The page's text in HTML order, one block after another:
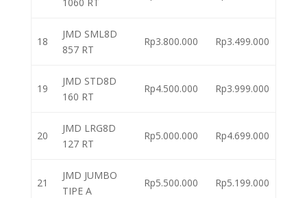
18
JMD SML8D
857 RT
Rp3.800.000 Rp3.499.000
19
JMD STD8D
160 RT
Rp4.500.000 Rp3.999.000
20
JMD LRG8D
127 RT
Rp5.000.000 Rp4.699.000
21
JMD JUMBO
TIPE A
Rp5.500.000 Rp5.199.000